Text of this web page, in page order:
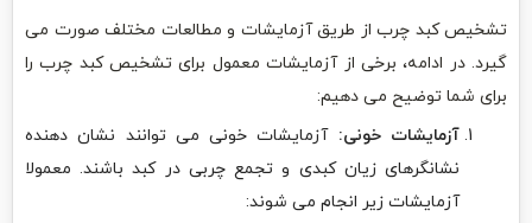
تشخیص کبد چرب از طریق آزمایشات و مطالعات مختلف صورت می
گیرد. در ادامه، برخی از آزمایشات معمول برای تشخیص کبد چرب را
برای شما توضیح می دهیم:
آزمایشات خونی: آزمایشات خونی می توانند نشان دهنده
نشانگرهای زیان کبدی و تجمع چربی در کبد باشند. معمولا
آزمایشات زیر انجام می شوند: